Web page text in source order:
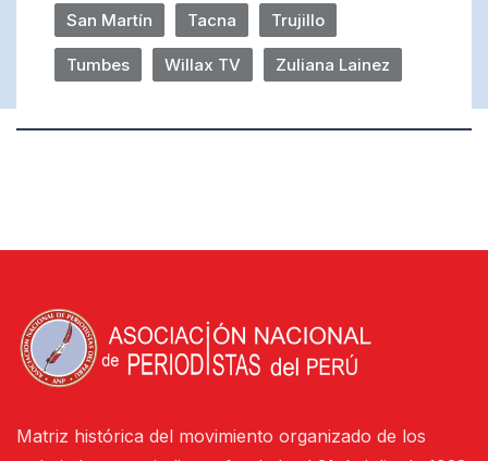
San Martín Tacna Trujillo
Tumbes Willax TV Zuliana Lainez
Matriz histórica del movimiento organizado de los